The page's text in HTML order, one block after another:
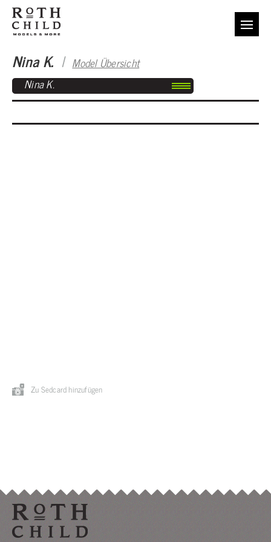
Nina K. I Model Übersicht
Nina K.
Zu Sedcard hinzufügen